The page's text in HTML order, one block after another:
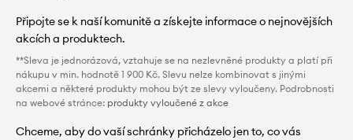
Připojte se k naší komunitě a získejte informace o nejnovějších
akcích a produktech.
**Sleva je jednorázová, vztahuje se na nezlevněné produkty a platí při
nákupu v min. hodnotě 1 900 Kč. Slevu nelze kombinovat s jinými
akcemi a některé produkty mohou být ze slevy vyloučeny. Podrobnosti
na webové stránce: produkty vyloučené z akce
Chceme, aby do vaší schránky přicházelo jen to, co vás